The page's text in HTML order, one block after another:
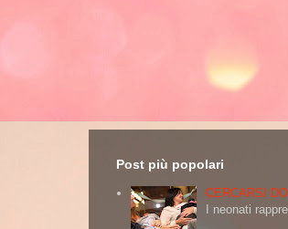
Post più popolari
CERCARSI
I neonati